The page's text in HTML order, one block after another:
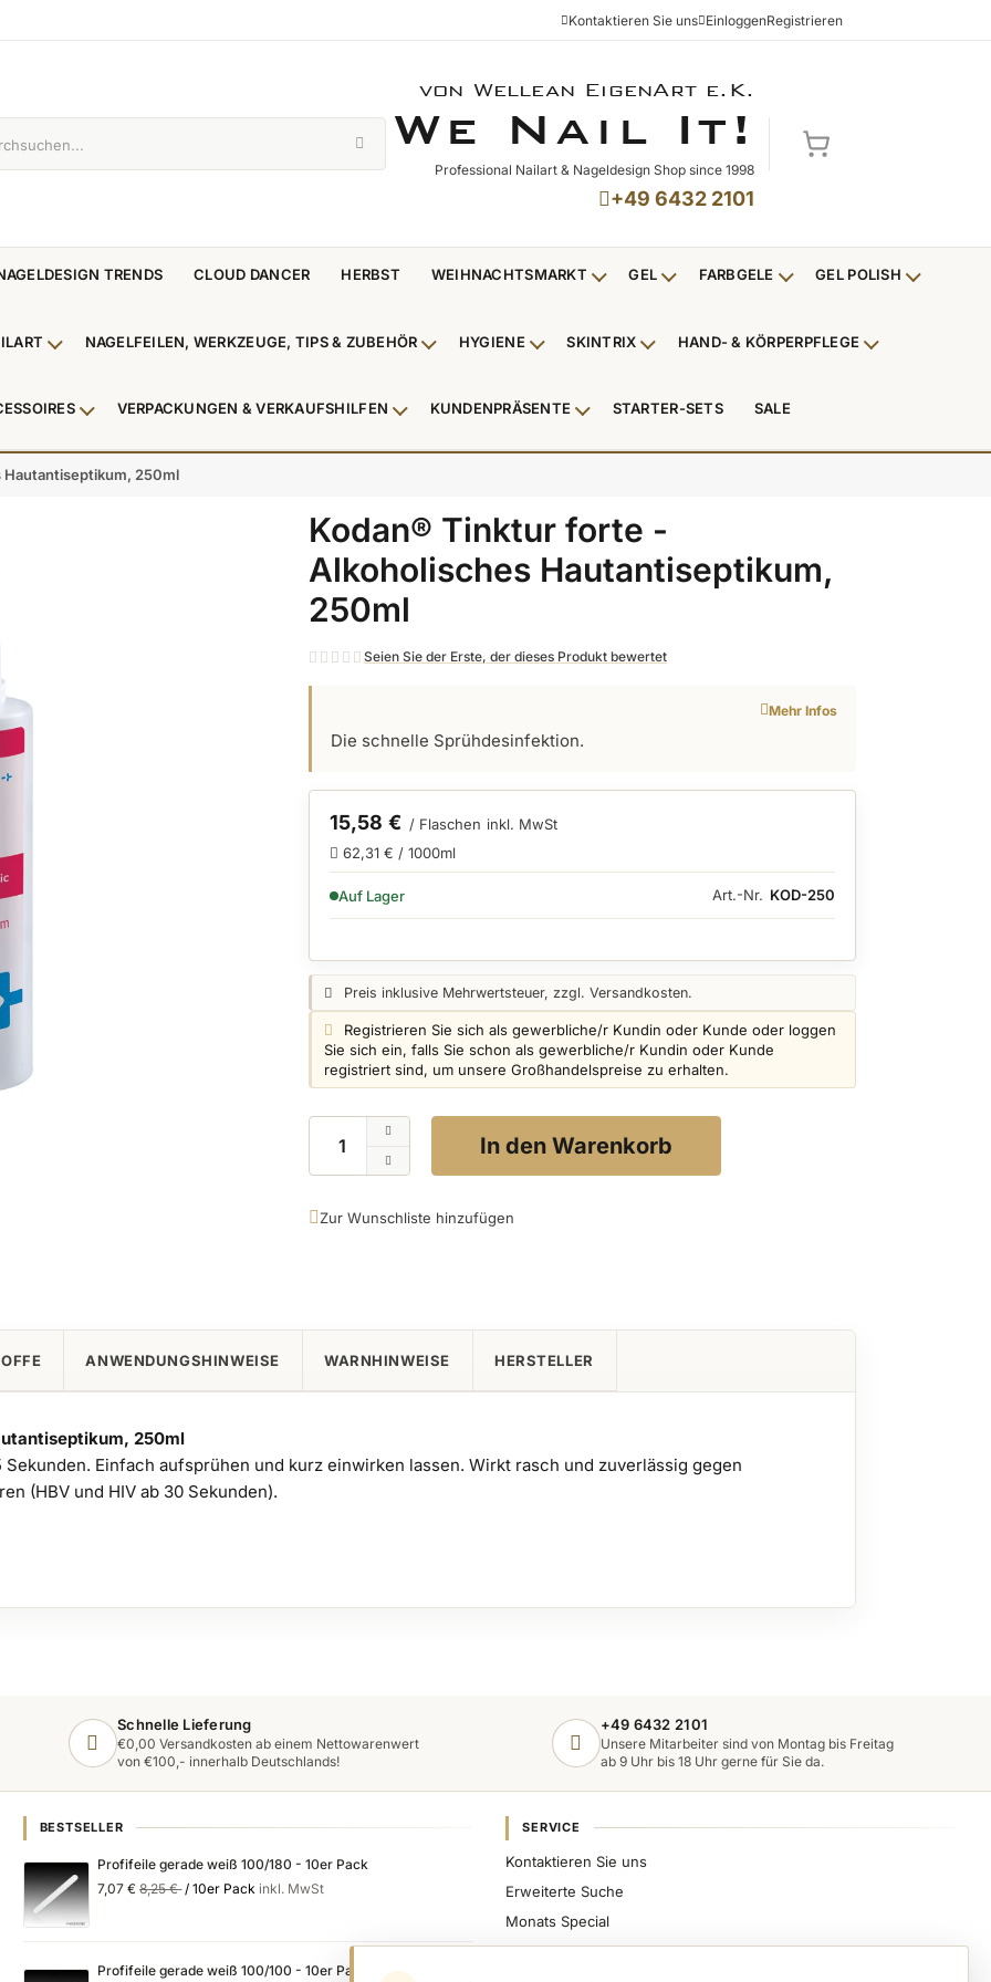
Kontaktieren Sie uns EinloggenRegistrieren
von Wellean EigenArt e.K.
WE NAIL IT!
W E N AIL I T !
Professional Nailart & Nageldesign Shop since 1998
+49 6432 2101
Mein Warenkorb
TRENDS CLOUD DANCER HERBST WEIHNACHTSMARKT Untermenü Weihnachtsmarkt anzeigen
GEL Untermenü Gel anzeigen
FARBGELE Untermenü Farbgele
GEL POLISH
Nagellack & Flüssigkeiten anzeigen
Untermenü NailArt anzeigen
NAGELFEILEN, WERKZEUGE, TIPS & ZUBEHÖR Untermenü Nagelfeilen, Werkzeuge, Tips & Zubehör anzeigen
HYGIENE Untermenü Hygiene anzeigen
SKINTRIX Untermenü Skintrix anzeigen
HAND- & KÖRPERPFLEGE Untermenü
& Zehenringe anzeigen
Untermenü Beauty Accessoires anzeigen
VERPACKUNGEN & VERKAUFSHILFEN Untermenü Verpackungen & Verkaufshilfen anzeigen
KUNDENPRÄSENTE Untermenü Kundenpräsente anzeigen
STARTER-SETS SALE
250ml
Kodan® Tinktur forte -
Alkoholisches Hautantiseptikum,
250ml
Seien Sie der Erste, der dieses Produkt bewertet
Mehr Infos
Die schnelle Sprühdesinfektion.
15,58 € / Flaschen inkl. MwSt
62,31 € / 1000ml
VERFÜGBARKEIT:
Auf Lager Art.-Nr. KOD-250
Preisangabe:
Preis inklusive Mehrwertsteuer, zzgl. Versandkosten.
Login info:
Registrieren Sie sich als gewerbliche/r Kundin oder Kunde oder loggen
Sie sich ein, falls Sie schon als gewerbliche/r Kundin oder Kunde
registriert sind, um unsere Großhandelspreise zu erhalten.
In den Warenkorb
Zur Wunschliste hinzufügen
250ml
Einfach aufsprühen und kurz einwirken lassen. Wirkt rasch und zuverlässig gegen
(HBV und HIV ab 30 Sekunden).
ANWENDUNGSHINWEISE WARNHINWEISE HERSTELLER
Schnelle Lieferung
€0,00 Versandkosten ab einem Nettowarenwert
von €100,- innerhalb Deutschlands!
+49 6432 2101
Unsere Mitarbeiter sind von Montag bis Freitag
ab 9 Uhr bis 18 Uhr gerne für Sie da.
BESTSELLER
Profifeile gerade weiß 100/180 - 10er Pack
Special
Price
7,07 € Regular
Price
8,25 € / 10er Pack inkl. MwSt
Profifeile gerade weiß 100/100 - 10er Pack
SERVICE
Kontaktieren Sie uns
Erweiterte Suche
Monats Special